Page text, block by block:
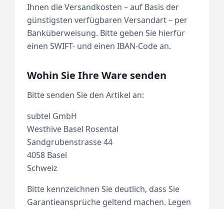
Ihnen die Versandkosten – auf Basis der
günstigsten verfügbaren Versandart – per
Banküberweisung. Bitte geben Sie hierfür
einen SWIFT- und einen IBAN-Code an.
Wohin Sie Ihre Ware senden
Bitte senden Sie den Artikel an:
subtel GmbH
Westhive Basel Rosental
Sandgrubenstrasse 44
4058 Basel
Schweiz
Bitte kennzeichnen Sie deutlich, dass Sie
Garantieansprüche geltend machen. Legen